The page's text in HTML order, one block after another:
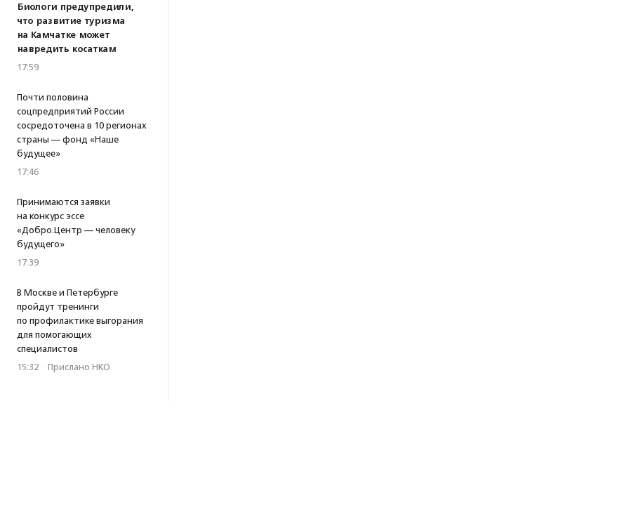
Биологи предупредили,
что развитие туризма
на Камчатке может
навредить косаткам
17:59
Почти половина
соцпредприятий России
сосредоточена в 10 регионах
страны — фонд «Наше
будущее»
17:46
Принимаются заявки
на конкурс эссе
«Добро.Центр — человеку
будущего»
17:39
В Москве и Петербурге
пройдут тренинги
по профилактике выгорания
для помогающих
специалистов
15:32 · Прислано НКО